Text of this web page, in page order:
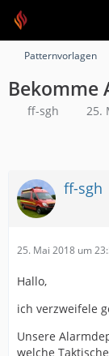
Patternvorlagen
Bekomme
ff-sgh 25.
ff-sgh
25. Mai 2018 um
Hallo,
ich verzweifele
Unsere
welche